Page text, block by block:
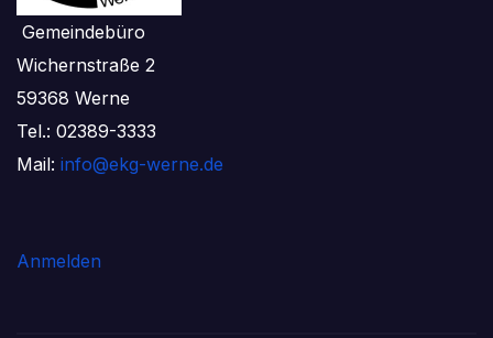
Gemeindebüro
Wichernstraße 2
59368 Werne
Tel.: 02389-3333
Mail: info@ekg-werne.de
Anmelden